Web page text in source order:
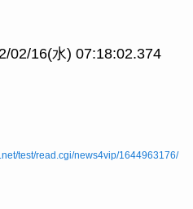
02/16(水) 07:18:02.374
test/read.cgi/news4vip/1644963176/